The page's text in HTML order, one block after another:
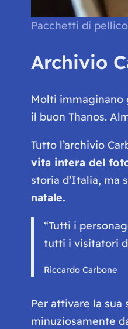
Pacchetti di
Archivio
Molti immaginano
il buon Thanos.
Tutto l’archivio
vita intera del
storia d’Italia, ma
natale.
“Tutti i
tutti i visitatori
Riccardo Carbone
Per attivare la
minuziosamente